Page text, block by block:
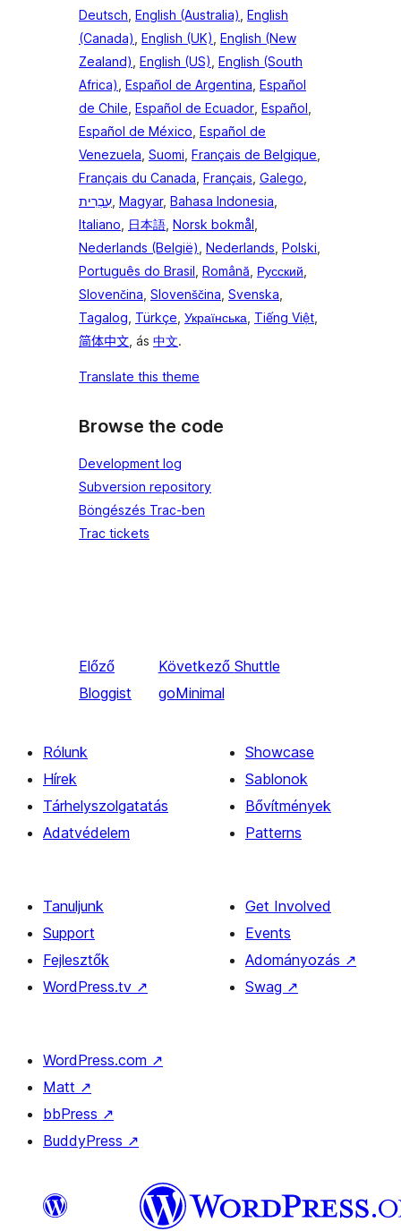
Deutsch, English (Australia), English
(Canada), English (UK), English (New
Zealand), English (US), English (South
Africa), Español de Argentina, Español
de Chile, Español de Ecuador, Español,
Español de México, Español de
Venezuela, Suomi, Français de Belgique,
Français du Canada, Français, Galego,
עִבְרִית, Magyar, Bahasa Indonesia,
Italiano, 日本語, Norsk bokmål,
Nederlands (België), Nederlands, Polski,
Português do Brasil, Română, Русский,
Slovenčina, Slovenščina, Svenska,
Tagalog, Türkçe, Українська, Tiếng Việt,
简体中文, ás 中文.
Translate this theme
Browse the code
Development log
Subversion repository
Böngészés Trac-ben
Trac tickets
Előző
Bloggist
Következő Shuttle
goMinimal
Rólunk
Hírek
Tárhelyszolgatatás
Adatvédelem
Showcase
Sablonok
Bővítmények
Patterns
Tanuljunk
Support
Fejlesztők
WordPress.tv ↗
Get Involved
Events
Adományozás ↗
Swag ↗
WordPress.com ↗
Matt ↗
bbPress ↗
BuddyPress ↗